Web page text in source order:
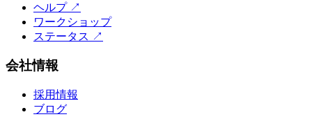
ヘルプ↗
ワークショップ
ステータス ↗
会社情報
採用情報
ブログ